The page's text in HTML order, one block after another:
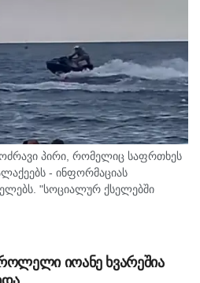
პირი, რომელიც საფრთხეს
- ინფორმაციას
"სოციალურ ქსელებში
გავრცელდა ვიდეომასალა,
სანაპიროზე, ჰიდროციკლით
იოანე ხვარეშია